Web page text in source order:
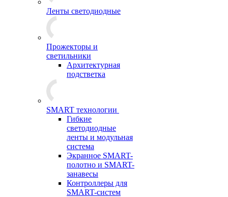
Ленты светодиодные
Прожекторы и
светильники
Архитектурная
подстветка
SMART технологии
Гибкие
светодиодные
ленты и модульная
система
Экранное SMART-
полотно и SMART-
занавесы
Контроллеры для
SMART-систем